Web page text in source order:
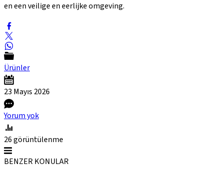
en een veilige en eerlijke omgeving.
Ürünler
23 Mayıs 2026
Yorum yok
26görüntülenme
BENZER KONULAR